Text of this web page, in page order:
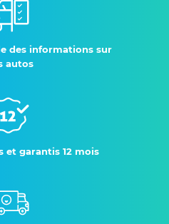
des informations sur
autos
et garantis 12 mois